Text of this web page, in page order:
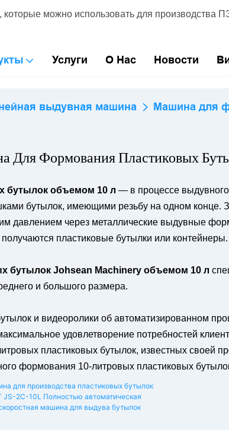
можно использовать для производства
Услуги О Нас Новости
выдувная машина Машина для
Для Формования Пластиковых
бутылок объемом 10 л — в процессе выдувного
бутылок, имеющими резьбу на одном
через металлические выдувные
пластиковые бутылки или контейнеры.
бутылок Johsean Machinery объемом 10 л
и большого размера.
и видеоролики об автоматизированном
удовлетворение потребностей
пластиковых бутылок, известных своей
формования 10-литровых пластиковых